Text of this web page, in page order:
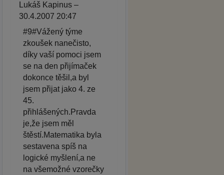
Lukáš Kapinus –
30.4.2007 20:47
#9#Vážený týme
zkoušek nanečisto,
díky vaší pomoci jsem
se na den přijímaček
dokonce těšil,a byl
jsem přijat jako 4. ze
45.
přihlášených.Pravda
je,že jsem měl
štěstí.Matematika byla
sestavena spíš na
logické myšlení,a ne
na všemožné vzorečky